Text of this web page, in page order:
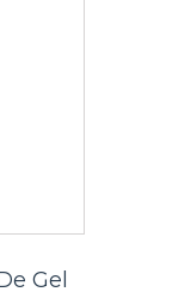
Gel